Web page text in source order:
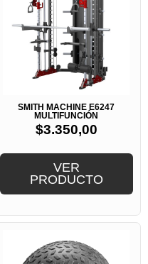
SMITH MACHINE E6247
MULTIFUNCIÓN
$3.350,00
VER
PRODUCTO